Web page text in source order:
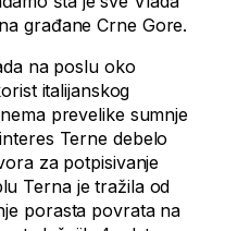
građane Crne Gore.
na poslu oko
italijanskog
prevelike sumnje
Terne debelo
za potpisivanje
Terna je tražila od
porasta povrata na